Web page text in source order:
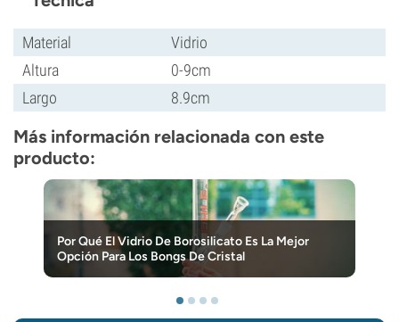
Material
Vidrio
Altura
0-9cm
Largo
8.9cm
Más información relacionada con este
producto:
Por Qué El Vidrio De Borosilicato Es La Mejor
Opción Para Los Bongs De Cristal